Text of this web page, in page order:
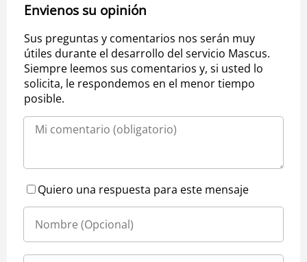
Envienos su opinión
Sus preguntas y comentarios nos serán muy
útiles durante el desarrollo del servicio Mascus.
Siempre leemos sus comentarios y, si usted lo
solicita, le respondemos en el menor tiempo
posible.
Quiero una respuesta para este mensaje